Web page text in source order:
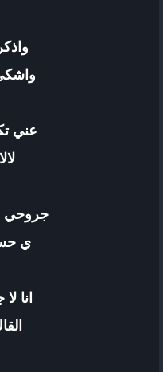
عني
جروحي
ي
انا